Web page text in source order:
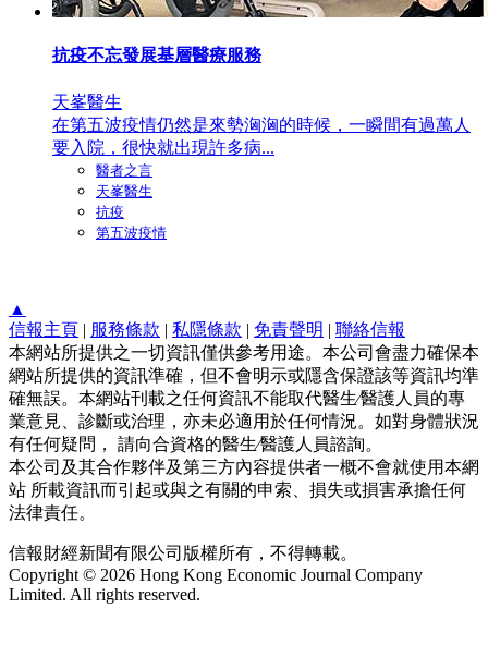
抗疫不忘發展基層醫療服務
天峯醫生
在第五波疫情仍然是來勢洶洶的時候，一瞬間有過萬人
要入院，很快就出現許多病...
醫者之言
天峯醫生
抗疫
第五波疫情
▲
信報主頁 | 服務條款 | 私隱條款 | 免責聲明 | 聯絡信報
本網站所提供之一切資訊僅供參考用途。本公司會盡力確保本
網站所提供的資訊準確，但不會明示或隱含保證該等資訊均準
確無誤。本網站刊載之任何資訊不能取代醫生∕醫護人員的專
業意見、診斷或治理，亦未必適用於任何情況。如對身體狀況
有任何疑問， 請向合資格的醫生∕醫護人員諮詢。
本公司及其合作夥伴及第三方內容提供者一概不會就使用本網
站 所載資訊而引起或與之有關的申索、損失或損害承擔任何
法律責任。
信報財經新聞有限公司版權所有，不得轉載。
Copyright © 2026 Hong Kong Economic Journal Company
Limited. All rights reserved.